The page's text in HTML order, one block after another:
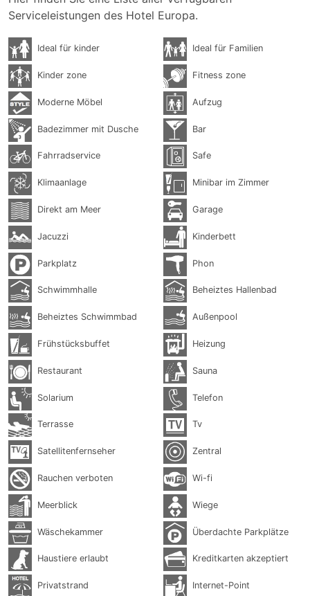
Serviceleistungen des Hotel Europa.
Ideal für kinder Ideal für Familien
Kinder zone Fitness zone
Moderne Möbel Aufzug
Badezimmer mit Dusche Bar
Fahrradservice Safe
Klimaanlage Minibar im Zimmer
Direkt am Meer Garage
Jacuzzi Kinderbett
Parkplatz Phon
Schwimmhalle Beheiztes Hallenbad
Beheiztes Schwimmbad Außenpool
Frühstücksbuffet Heizung
Restaurant Sauna
Solarium Telefon
Terrasse Tv
Satellitenfernseher Zentral
Rauchen verboten Wi-fi
Meerblick Wiege
Wäschekammer Überdachte Parkplätze
Haustiere erlaubt Kreditkarten akzeptiert
Privatstrand Internet-Point